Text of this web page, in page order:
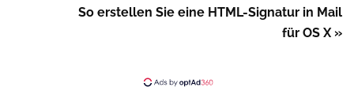
So erstellen Sie eine HTML-Signatur in Mail
für OS X »